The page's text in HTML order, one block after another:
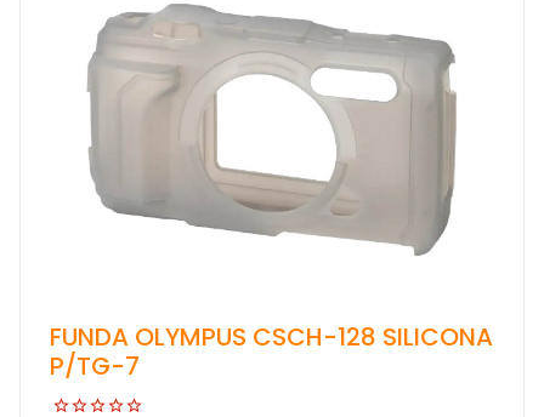
FUNDA OLYMPUS CSCH-128 SILICONA
P/TG-7